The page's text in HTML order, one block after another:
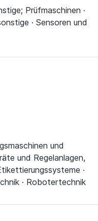
Prüfmaschinen ·
· Sensoren und
und
und Regelanlagen,
·
· Robotertechnik